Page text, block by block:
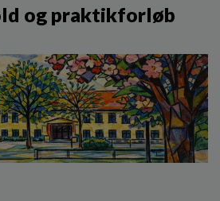
og praktikforløb